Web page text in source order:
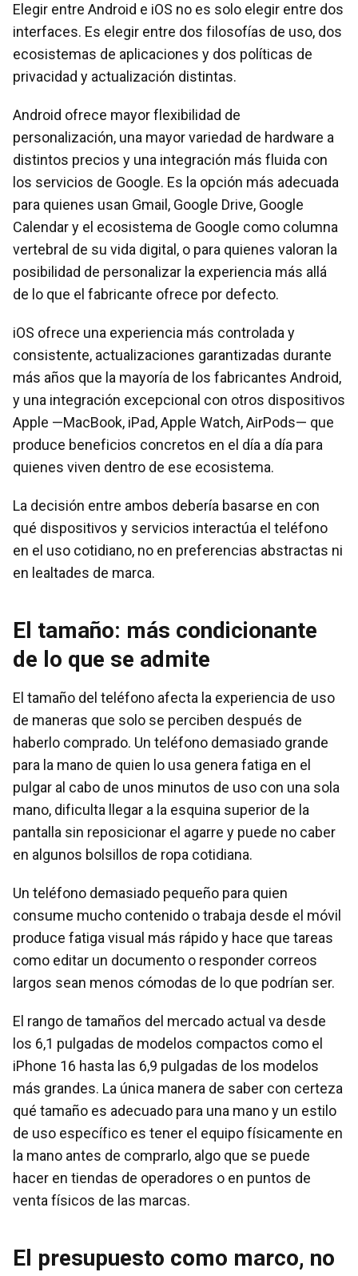
Elegir entre Android e iOS no es solo elegir entre dos
interfaces. Es elegir entre dos filosofías de uso, dos
ecosistemas de aplicaciones y dos políticas de
privacidad y actualización distintas.
Android ofrece mayor flexibilidad de
personalización, una mayor variedad de hardware a
distintos precios y una integración más fluida con
los servicios de Google. Es la opción más adecuada
para quienes usan Gmail, Google Drive, Google
Calendar y el ecosistema de Google como columna
vertebral de su vida digital, o para quienes valoran la
posibilidad de personalizar la experiencia más allá
de lo que el fabricante ofrece por defecto.
iOS ofrece una experiencia más controlada y
consistente, actualizaciones garantizadas durante
más años que la mayoría de los fabricantes Android,
y una integración excepcional con otros dispositivos
Apple —MacBook, iPad, Apple Watch, AirPods— que
produce beneficios concretos en el día a día para
quienes viven dentro de ese ecosistema.
La decisión entre ambos debería basarse en con
qué dispositivos y servicios interactúa el teléfono
en el uso cotidiano, no en preferencias abstractas ni
en lealtades de marca.
El tamaño: más condicionante
de lo que se admite
El tamaño del teléfono afecta la experiencia de uso
de maneras que solo se perciben después de
haberlo comprado. Un teléfono demasiado grande
para la mano de quien lo usa genera fatiga en el
pulgar al cabo de unos minutos de uso con una sola
mano, dificulta llegar a la esquina superior de la
pantalla sin reposicionar el agarre y puede no caber
en algunos bolsillos de ropa cotidiana.
Un teléfono demasiado pequeño para quien
consume mucho contenido o trabaja desde el móvil
produce fatiga visual más rápido y hace que tareas
como editar un documento o responder correos
largos sean menos cómodas de lo que podrían ser.
El rango de tamaños del mercado actual va desde
los 6,1 pulgadas de modelos compactos como el
iPhone 16 hasta las 6,9 pulgadas de los modelos
más grandes. La única manera de saber con certeza
qué tamaño es adecuado para una mano y un estilo
de uso específico es tener el equipo físicamente en
la mano antes de comprarlo, algo que se puede
hacer en tiendas de operadores o en puntos de
venta físicos de las marcas.
El presupuesto como marco, no